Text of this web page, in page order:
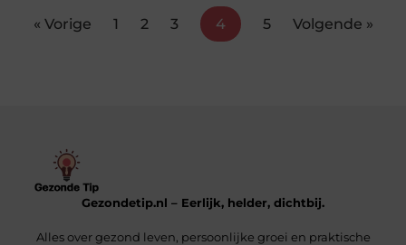
« Vorige 1 2 3 4 5 Volgende »
Gezondetip.nl – Eerlijk, helder, dichtbij.
Alles over gezond leven, persoonlijke groei en praktische